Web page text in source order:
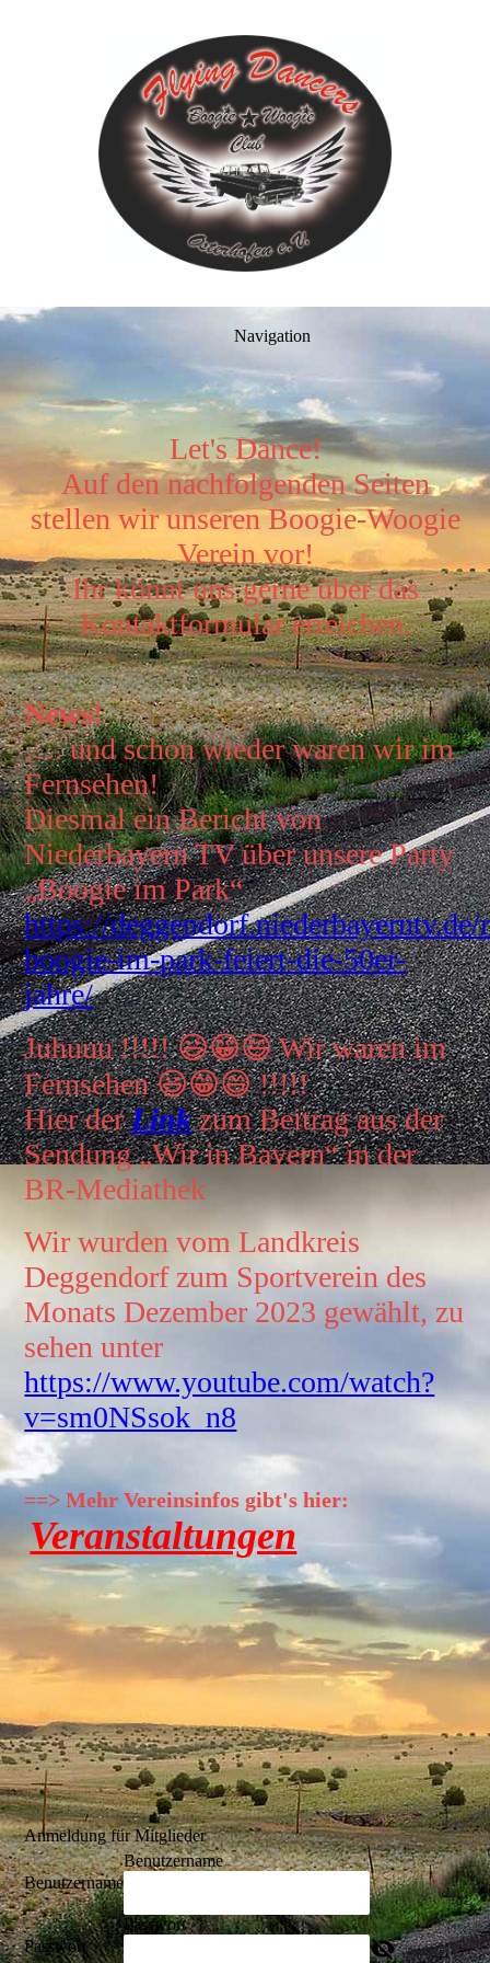
Navigation
Let's Dance!
Auf den nachfolgenden Seiten
stellen wir unseren Boogie-Woogie
Verein vor!
Ihr könnt uns gerne über das
Kontaktformular erreichen.
News!
…. und schon wieder waren wir im
Fernsehen!
Diesmal ein Bericht von
Niederbayern TV über unsere Party
„Boogie im Park“
https://
boogie-im-park-feiert-die-50er-
jahre/
Juhuuu !!!!! 😃😁😄 Wir waren im
Fernsehen 😃😁😄 !!!!!
Hier derLinkzum Beitrag aus der
Sendung „Wir in Bayern“ in der
BR-Mediathek
Wir wurden vom Landkreis
Deggendorf zum Sportverein des
Monats Dezember 2023 gewählt, zu
sehen unter
https://www.youtube.com/watch?
v=sm0NSsok_n8
==> Mehr Vereinsinfos gibt's hier:
Veranstaltungen
Anmeldung für Mitglieder
Benutzername
Benutzername
Passwort
Passwort